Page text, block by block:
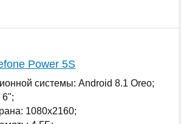
Power 5S
системы: Android 8.1 Oreo;
6";
1080x2160;